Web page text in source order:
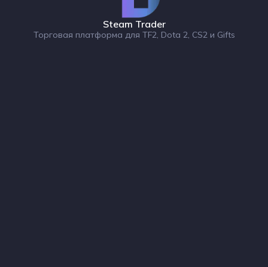
Steam Trader
Торговая платформа для TF2, Dota 2, CS2 и Gifts